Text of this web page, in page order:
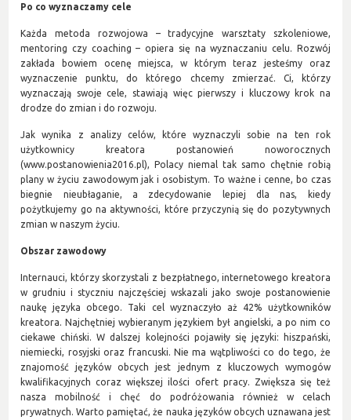
Po co wyznaczamy cele
Każda metoda rozwojowa – tradycyjne warsztaty szkoleniowe,
mentoring czy coaching – opiera się na wyznaczaniu celu. Rozwój
zakłada bowiem ocenę miejsca, w którym teraz jesteśmy oraz
wyznaczenie punktu, do którego chcemy zmierzać. Ci, którzy
wyznaczają swoje cele, stawiają więc pierwszy i kluczowy krok na
drodze do zmian i do rozwoju.
Jak wynika z analizy celów, które wyznaczyli sobie na ten rok
użytkownicy kreatora postanowień noworocznych
(www.postanowienia2016.pl), Polacy niemal tak samo chętnie robią
plany w życiu zawodowym jak i osobistym. To ważne i cenne, bo czas
biegnie nieubłaganie, a zdecydowanie lepiej dla nas, kiedy
pożytkujemy go na aktywności, które przyczynią się do pozytywnych
zmian w naszym życiu.
Obszar zawodowy
Internauci, którzy skorzystali z bezpłatnego, internetowego kreatora
w grudniu i styczniu najczęściej wskazali jako swoje postanowienie
naukę języka obcego. Taki cel wyznaczyło aż 42% użytkowników
kreatora. Najchętniej wybieranym językiem był angielski, a po nim co
ciekawe chiński. W dalszej kolejności pojawiły się języki: hiszpański,
niemiecki, rosyjski oraz francuski. Nie ma wątpliwości co do tego, że
znajomość języków obcych jest jednym z kluczowych wymogów
kwalifikacyjnych coraz większej ilości ofert pracy. Zwiększa się też
nasza mobilność i chęć do podróżowania również w celach
prywatnych. Warto pamiętać, że nauka języków obcych uznawana jest